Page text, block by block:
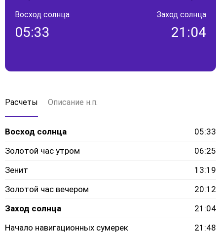
Восход солнца
05:33
Заход солнца
21:04
Расчеты Описание н.п.
Восход солнца
05:33
Золотой час утром
06:25
Зенит
13:19
Золотой час вечером
20:12
Заход солнца
21:04
Начало навигационных сумерек
21:48